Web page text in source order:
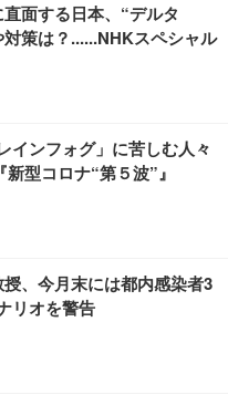
デスクチェア 疲れない テレ
クレスト 30度ロッキング機
ート 90度跳ね上げ式アーム
チェア (ブラック)
デスクチェア 疲れない テレ
クレスト 30度ロッキング機
ート 90度跳ね上げ式アーム
チェア (ホワイト)
ア デスクチェア 肘なし メ
サポート付き 腰サポート ガ
転 キャスター付き コンパク
グモニター DualSense 充電
）
27インチ 液晶モニタ
）VA 非光沢 HDMI/DisplayP
高さ調整 スイベル VESA対
FHD】GRAPHT THE S
24” Essential ゲーミン
チ 1ms FHD 量子ドット 残
オムツ L 中型犬用 26枚入
ーシック) 【Amazon.co.jp
リスオーヤマ ペットシーツ
枚入 (x 1) (ケース販売)
トシーツ 超厚型 お徳用 レギ
限定】
面する日本、“デルタ
策は？......NHKスペシャル
インフォグ」に苦しむ人々
型コロナ“第５波”』
、今月末には都内感染者3
リオを警告